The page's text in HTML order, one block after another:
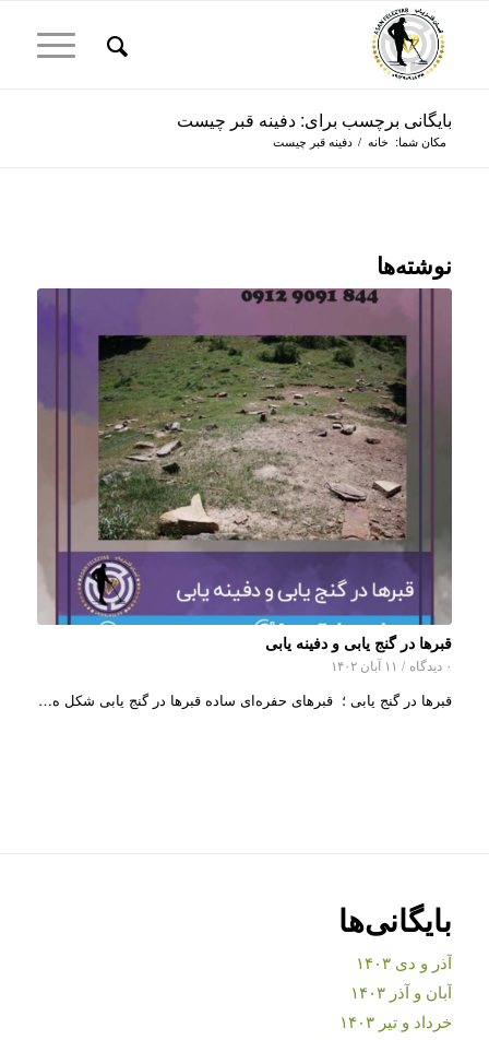
بایگانی برچسب برای: دفینه قبر چیست
مکان شما: خانه / دفینه قبر چیست
نوشته‌ها
قبرها در گنج یابی و دفینه یابی
۰ دیدگاه / ۱۱ آبان ۱۴۰۲
قبرها در گنج یابی ؛ قبرهای حفره‌ای ساده قبرها در گنج یابی شکل ه…
بایگانی‌ها
آذر و دی ۱۴۰۳
آبان و آذر ۱۴۰۳
خرداد و تیر ۱۴۰۳